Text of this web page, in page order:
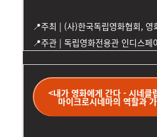
📍주최 | (사)한국독립영화협회, 영
📍주관 | 독립영화전용관 인디스페
<내가 영화에게 간다 - 시네클
마이크로시네마의 역할과